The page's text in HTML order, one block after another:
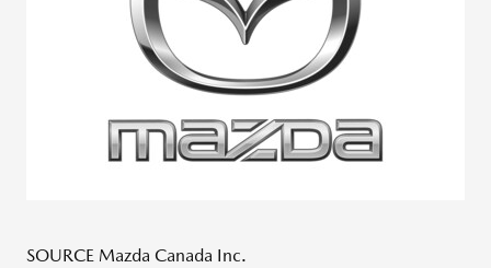
SOURCE Mazda Canada Inc.